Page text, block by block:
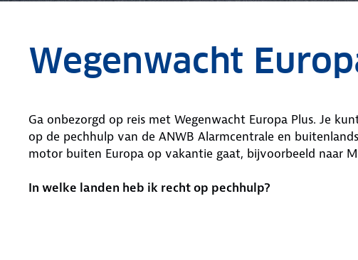
Wegenwacht
Ga onbezorgd op reis met Wegenwacht Europa Plus. Je
op de pechhulp van de ANWB Alarmcentrale en
motor buiten Europa op vakantie gaat, bijvoorbeeld naar
In welke landen heb ik recht op pechhulp?